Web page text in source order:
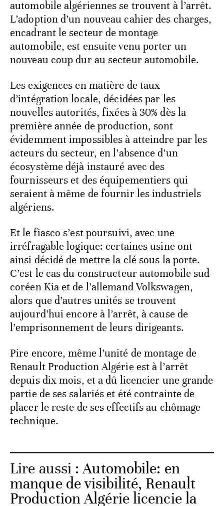
automobile algériennes se trouvent à l’arrêt.
L’adoption d’un nouveau cahier des charges,
encadrant le secteur de montage
automobile, est ensuite venu porter un
nouveau coup dur au secteur automobile.
Les exigences en matière de taux
d’intégration locale, décidées par les
nouvelles autorités, fixées à 30% dès la
première année de production, sont
évidemment impossibles à atteindre par les
acteurs du secteur, en l’absence d’un
écosystème déjà instauré avec des
fournisseurs et des équipementiers qui
seraient à même de fournir les industriels
algériens.
Et le fiasco s’est poursuivi, avec une
irréfragable logique: certaines usine ont
ainsi décidé de mettre la clé sous la porte.
C’est le cas du constructeur automobile sud-
coréen Kia et de l’allemand Volkswagen,
alors que d’autres unités se trouvent
aujourd’hui encore à l’arrêt, à cause de
l’emprisonnement de leurs dirigeants.
Pire encore, même l’unité de montage de
Renault Production Algérie est à l’arrêt
depuis dix mois, et a dû licencier une grande
partie de ses salariés et été contrainte de
placer le reste de ses effectifs au chômage
technique.
Lire aussi :Automobile: en
manque de visibilité, Renault
Production Algérie licencie la